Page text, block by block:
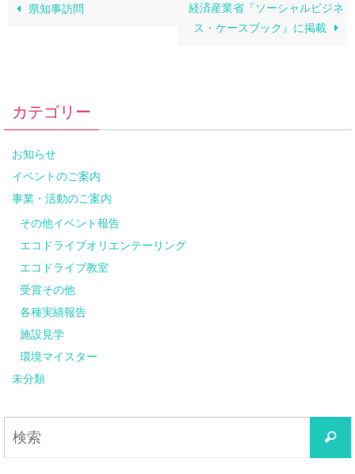
県知事訪問
経済産業省『ソーシャルビジネ
ス・ケースブック』に掲載
カテゴリー
お知らせ
イベントのご案内
事業・活動のご案内
その他イベント報告
エコドライブオリエンテーリング
エコドライブ教室
受賞その他
各種実績報告
施設見学
環境マイスター
未分類
検
索